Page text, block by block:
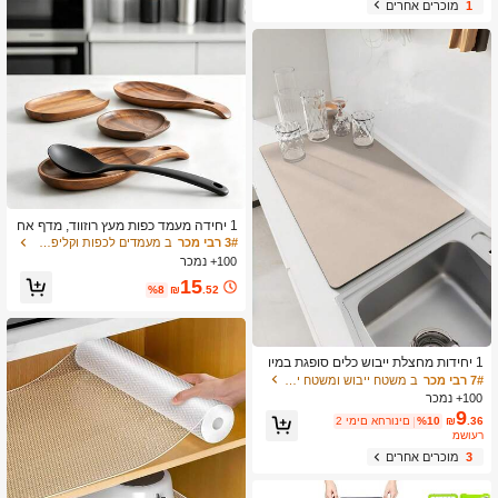
1מוכרים אחרים
1 יחידות מחצלת ייבוש כלים סופגת במיו
חד, החלקה, ייבוש מהיר, מוצקה למטבח,
לצד הכיור, סתיו חורף, חג המולד, היגיינ
ה, עיצוב הבית, מחצלת ייבוש כלים, מחצ
לת סופגת
7# רבי מכר
100+ נמכר
₪9.36
%10
2 ימים אחרונים
משוער
3מוכרים אחרים
1 יחידה מעמד כפות מעץ רוזווד, מדף אח
סון לכלי בישול, מארגן כלי מטבח מעץ עמ
יד לחום, מתאים לכיריים, כפות, מרית, מב
3# רבי מכר
ב מעמדים לכפות וקליפסים לסירים
100+ נמכר
₪15 .52
%8